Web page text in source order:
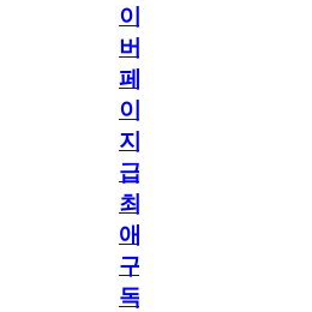
이
버
페
이
지
급!
최
애
구
독